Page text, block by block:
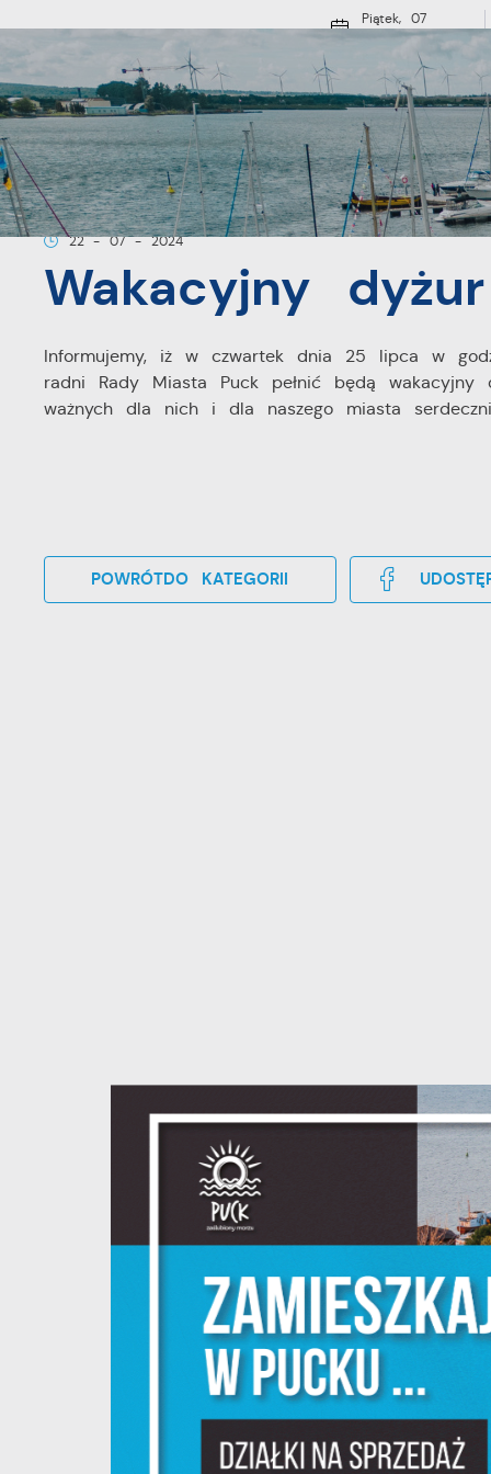
Piątek, 07
sierpnia 2026
Pochmurno
O MIEŚCIE
Strona główna Aktualności Wakacyjny dyżur radnych
22 - 07 - 2024
Wakacyjny
Informujemy, iż w czwartek dnia 25 lipca w
radni Rady Miasta Puck pełnić będą
ważnych dla nich i dla naszego miasta
POWRÓTDO KATEGORII